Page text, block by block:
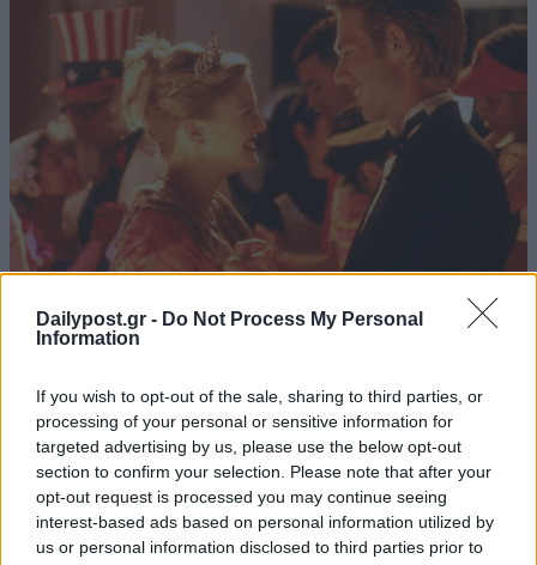
Dailypost.gr - Do Not Process My Personal
Information
If you wish to opt-out of the sale, sharing to third parties, or
processing of your personal or sensitive information for
targeted advertising by us, please use the below opt-out
section to confirm your selection. Please note that after your
opt-out request is processed you may continue seeing
interest-based ads based on personal information utilized by
us or personal information disclosed to third parties prior to